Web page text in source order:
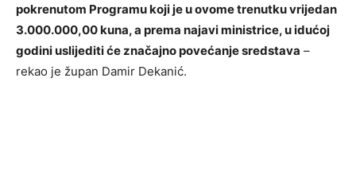
pokrenutom Programu koji je u ovome trenutku vrijedan
3.000.000,00 kuna, a prema najavi ministrice, u idućoj
godini uslijediti će značajno povećanje sredstava –
rekao je župan Damir Dekanić.